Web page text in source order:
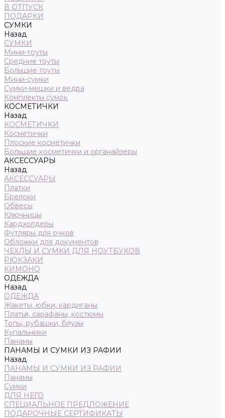
В ОТПУСК
ПОДАРКИ
СУМКИ
Назад
СУМКИ
Мини-тоуты
Средние тоуты
Большие тоуты
Мини-сумки
Сумки-мешки и ведра
Комплекты сумок
КОСМЕТИЧКИ
Назад
КОСМЕТИЧКИ
Косметички
Плоские косметички
Большие косметички и органайзеры
АКСЕССУАРЫ
Назад
АКСЕССУАРЫ
Платки
Брелоки
Обвесы
Ключницы
Кардхолдеры
Футляры для очков
Обложки для документов
ЧЕХЛЫ И СУМКИ ДЛЯ НОУТБУКОВ
РЮКЗАКИ
КИМОНО
ОДЕЖДА
Назад
ОДЕЖДА
Жакеты, юбки, кардиганы
Платья, сарафаны, костюмы
Топы, рубашки, блузы
Купальники
Панамы
ПАНАМЫ И СУМКИ ИЗ РАФИИ
Назад
ПАНАМЫ И СУМКИ ИЗ РАФИИ
Панамы
Сумки
ДЛЯ НЕГО
СПЕЦИАЛЬНОЕ ПРЕДЛОЖЕНИЕ
ПОДАРОЧНЫЕ СЕРТИФИКАТЫ